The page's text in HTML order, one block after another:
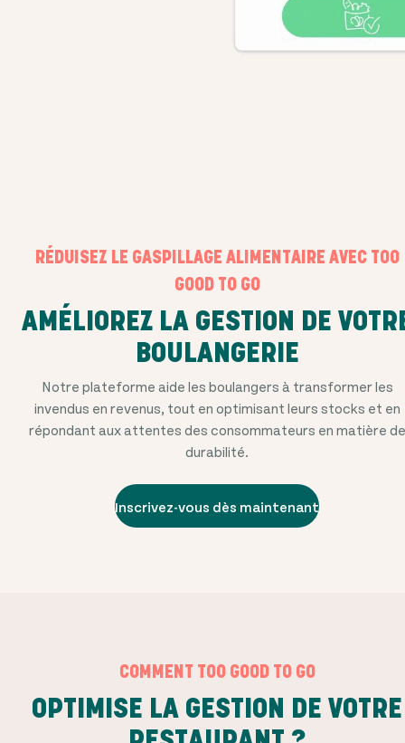
RÉDUISEZ LE GASPILLAGE ALIMENTAIRE AVEC TOO
GOOD TO GO
AMÉLIOREZ LA GESTION DE
BOULANGERIE
Notre plateforme aide les boulangers à transformer les
invendus en revenus, tout en optimisant leurs stocks et en
répondant aux attentes des consommateurs en matière de
durabilité.
Inscrivez-vous dès maintenant
COMMENT TOO GOOD TO GO
OPTIMISE LA GESTION DE VOTRE